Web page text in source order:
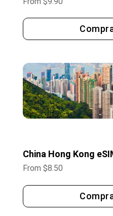
China Hong Kong
From $8.50